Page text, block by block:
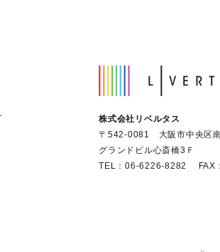
株式会社リベルタス
〒542-0081 大阪市中央区
グランドビル心斎橋3Ｆ
TEL：06-6226-8282 FAX